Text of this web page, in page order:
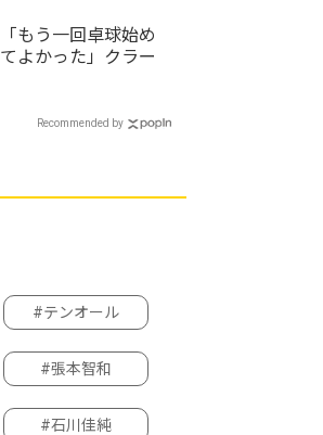
チャンピオンズ横浜
2026＞
「もう一回卓球始め
てよかった」クラー
＜第59回全国高等学
Recommended by
#テンオール
#張本智和
#石川佳純